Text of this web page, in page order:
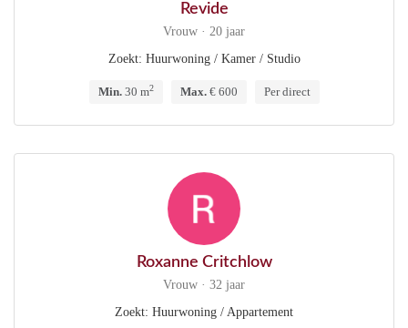
Revide
Vrouw · 20 jaar
Zoekt: Huurwoning / Kamer / Studio
Min.30 m2 Max.€ 600 Per direct
Roxanne Critchlow
Vrouw · 32 jaar
Zoekt: Huurwoning / Appartement